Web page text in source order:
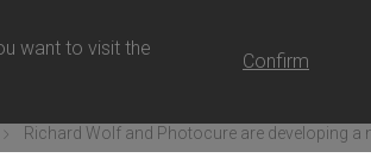
want to visit the
Confirm
Richard Wolf and Photocure are developing a
- FR